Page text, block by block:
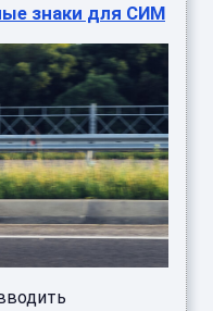
знаки для СИМ